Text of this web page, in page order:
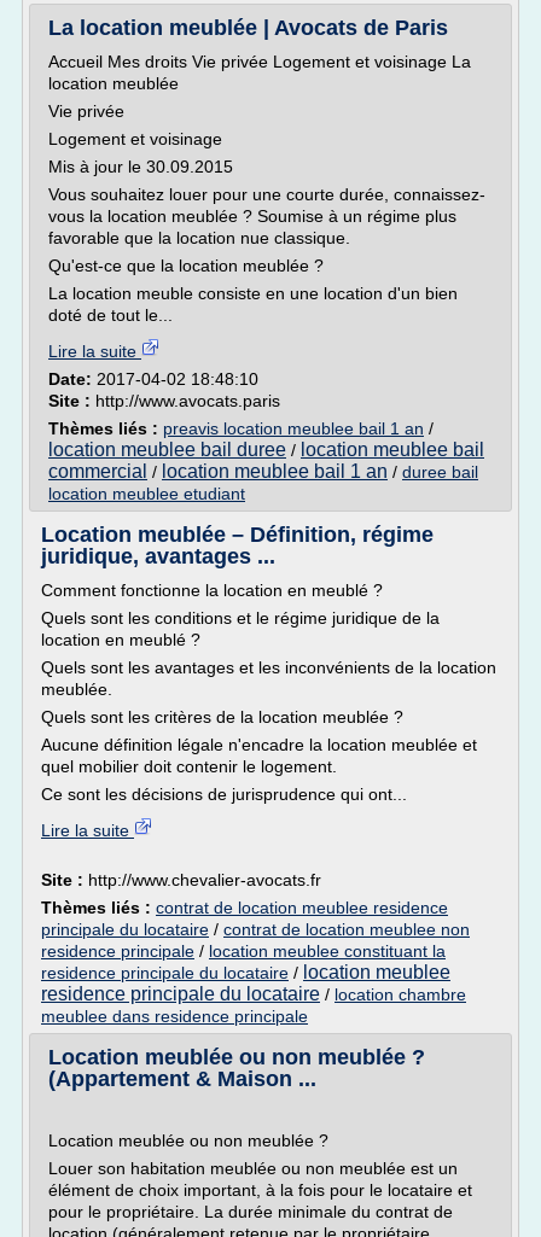
La location meublée | Avocats de Paris
Accueil Mes droits Vie privée Logement et voisinage La
location meublée
Vie privée
Logement et voisinage
Mis à jour le 30.09.2015
Vous souhaitez louer pour une courte durée, connaissez-
vous la location meublée ? Soumise à un régime plus
favorable que la location nue classique.
Qu'est-ce que la location meublée ?
La location meuble consiste en une location d'un bien
doté de tout le...
Lire la suite
Date: 2017-04-02 18:48:10
Site : http://www.avocats.paris
Thèmes liés : preavis location meublee bail 1 an /
location meublee bail duree / location meublee bail
commercial / location meublee bail 1 an / duree bail
location meublee etudiant
Location meublée – Définition, régime
juridique, avantages ...
Comment fonctionne la location en meublé ?
Quels sont les conditions et le régime juridique de la
location en meublé ?
Quels sont les avantages et les inconvénients de la location
meublée.
Quels sont les critères de la location meublée ?
Aucune définition légale n'encadre la location meublée et
quel mobilier doit contenir le logement.
Ce sont les décisions de jurisprudence qui ont...
Lire la suite
Site : http://www.chevalier-avocats.fr
Thèmes liés : contrat de location meublee residence
principale du locataire / contrat de location meublee non
residence principale / location meublee constituant la
residence principale du locataire / location meublee
residence principale du locataire / location chambre
meublee dans residence principale
Location meublée ou non meublée ?
(Appartement & Maison ...
Location meublée ou non meublée ?
Louer son habitation meublée ou non meublée est un
élément de choix important, à la fois pour le locataire et
pour le propriétaire. La durée minimale du contrat de